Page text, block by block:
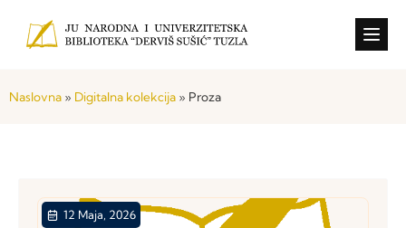
Naslovna » Digitalna kolekcija » Proza
12 Maja, 2026